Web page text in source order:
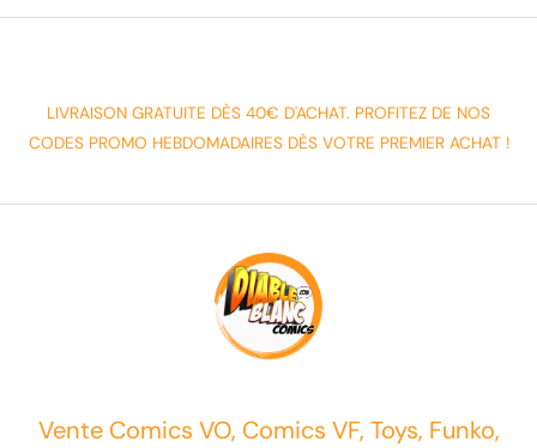
LIVRAISON GRATUITE DÈS 40€ D'ACHAT. PROFITEZ DE NOS
CODES PROMO HEBDOMADAIRES DÈS VOTRE PREMIER ACHAT !
Vente Comics VO, Comics VF, Toys, Funko,